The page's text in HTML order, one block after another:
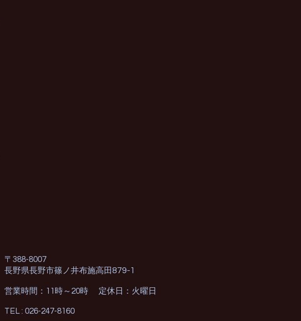
〒388-8007
長野県長野市篠ノ井布施高田 879-1
営業時間：11時～20時 定休日：火曜日
TEL : 026-247-8160